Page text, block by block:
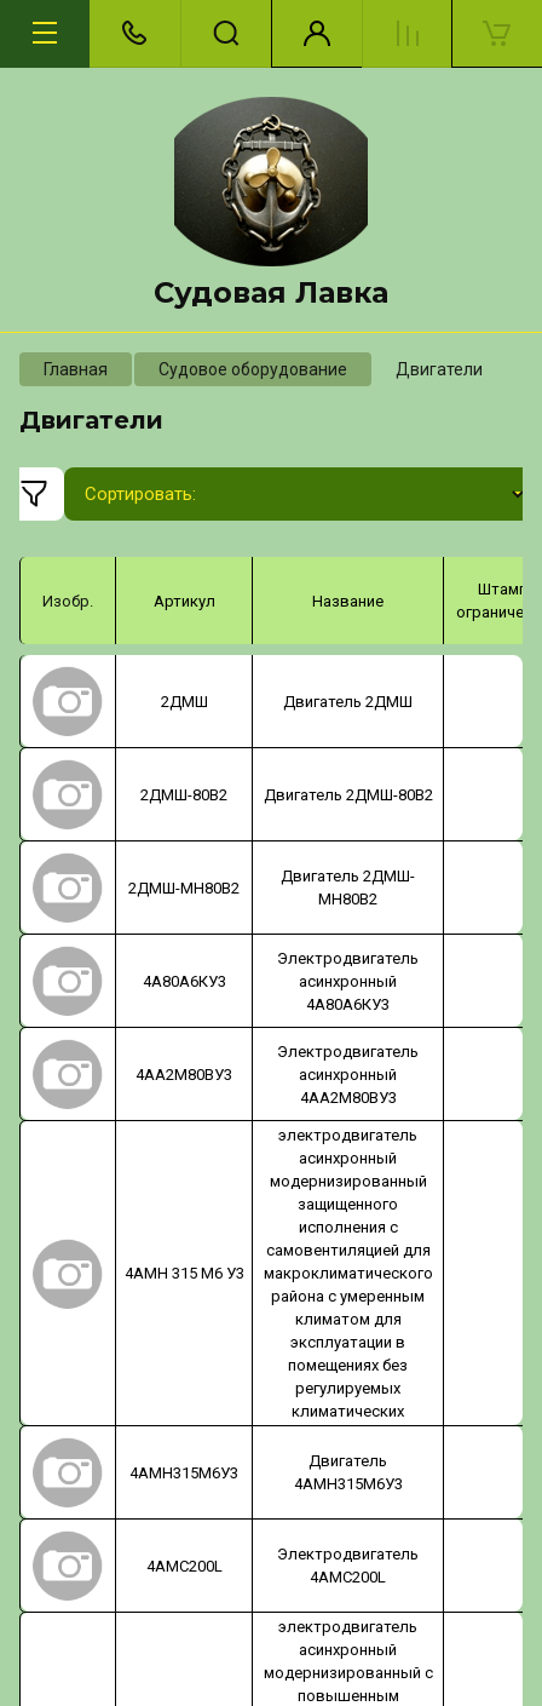
Судовая Лавка
Главная Судовое оборудование Двигатели
Двигатели
Сортировать:
Изобр. Артикул Название
Штамп
2ДМШ Двигатель 2ДМШ
2ДМШ-80В2 Двигатель 2ДМШ-80В2
2ДМШ-МН80В2
Двигатель 2ДМШ-
МН80В2
4А80А6КУ3
Электродвигатель
асинхронный
4А80А6КУ3
4АА2М80ВУ3
Электродвигатель
асинхронный
4АА2М80ВУ3
4АМН 315 М6 У3
электродвигатель
асинхронный
модернизированный
защищенного
исполнения с
самовентиляцией для
макроклиматического
района с умеренным
климатом для
эксплуатации в
помещениях без
регулируемых
климатических
4АМН315М6У3
Двигатель
4АМН315М6У3
4АМС200L
Электродвигатель
4АМС200L
электродвигатель
асинхронный
модернизированный с
повышенным